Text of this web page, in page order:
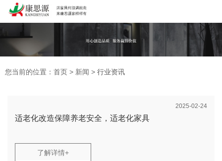
广东康思源医养家具有限公司为您免费提供
适老化餐桌等相关信息发布和资讯展示，敬请关注！您暂无新询盘
信息！
您当前的位置：首页 > 新闻 > 行业资讯
2025-02-24
适老化改造保障养老安全，适老化家具
了解详情+